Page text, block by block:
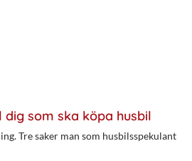
som ska köpa husbil
Tre saker man som husbilsspekulant